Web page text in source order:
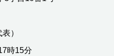
）
時15分